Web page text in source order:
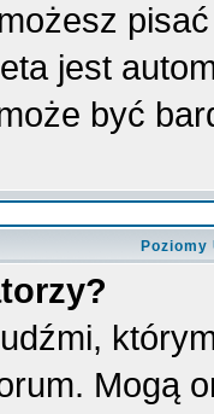
jest
być
Mogą